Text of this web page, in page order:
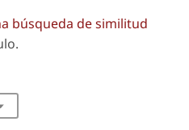
búsqueda de similitud